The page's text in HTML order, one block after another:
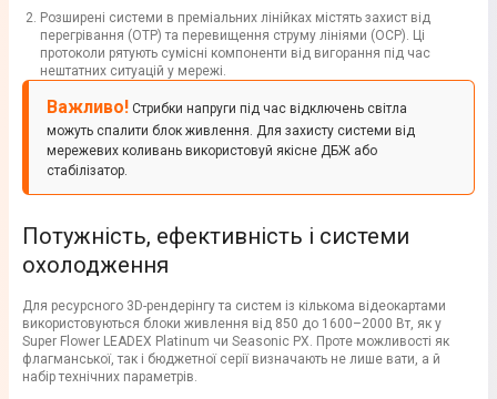
Розширені системи в преміальних лінійках містять захист від
перегрівання (ОТР) та перевищення струму лініями (OCP). Ці
протоколи рятують сумісні компоненти від вигорання під час
нештатних ситуацій у мережі.
Важливо! Стрибки напруги під час відключень світла
можуть спалити блок живлення. Для захисту системи від
мережевих коливань використовуй якісне ДБЖ або
стабілізатор.
Потужність, ефективність і системи
охолодження
Для ресурсного 3D-рендерінгу та систем із кількома відеокартами
використовуються блоки живлення від 850 до 1600–2000 Вт, як у
Super Flower LEADEX Platinum чи Seasonic PX. Проте можливості як
флагманської, так і бюджетної серії визначають не лише вати, а й
набір технічних параметрів.